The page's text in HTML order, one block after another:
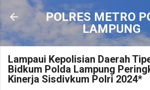
Langsung ke konten
POLRES METRO
LAMPUNG
Lampaui Kepolisian Daerah
Bidkum Polda Lampung
Kinerja Sisdivkum Polri 2024*